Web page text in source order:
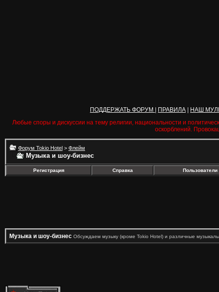
ПОДДЕРЖАТЬ ФОРУМ ПРАВИЛА
НАШ
Любые споры и дискуссии на тему религии, национальности и
оскорблений.
Форум Tokio Hotel > Флейм
Музыка и шоу-бизнес
Регистрация Справка Пользователи
Музыка и шоу-бизнес Обсуждаем музыку (кроме Tokio Hotel) и различные